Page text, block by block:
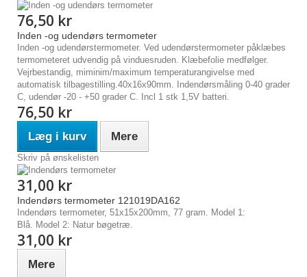
76,50 kr
Inden -og udendørs termometer
Inden -og udendørstermometer. Ved udendørstermometer påklæbes
termometeret udvendig på vinduesruden. Klæbefolie medfølger.
Vejrbestandig, miminim/maximum temperaturangivelse med
automatisk tilbagestilling.40x16x90mm. Indendørsmåling 0-40 grader
C, udendør -20 - +50 grader C. Incl 1 stk 1,5V batteri.
76,50 kr
Læg i kurv Mere
Skriv på ønskelisten
31,00 kr
Indendørs termometer 121019DA162
Indendørs termometer, 51x15x200mm, 77 gram. Model 1:
Blå. Model 2: Natur bøgetræ.
31,00 kr
Mere